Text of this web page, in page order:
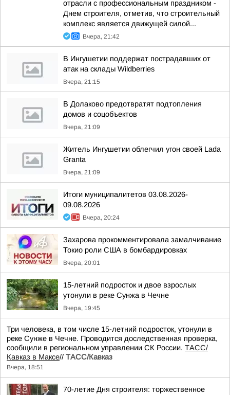
отрасли с профессиональным праздником -
Днем строителя, отметив, что строительный
комплекс является движущей силой...
Вчера, 21:42
В Ингушетии поддержат пострадавших от
атак на склады Wildberries
Вчера, 21:15
В Долаково предотвратят подтопления
домов и соцобъектов
Вчера, 21:09
Житель Ингушетии облегчил угон своей Lada
Granta
Вчера, 21:09
Итоги муниципалитетов 03.08.2026-
09.08.2026
Вчера, 20:24
Захарова прокомментировала замалчивание
Токио роли США в бомбардировках
Вчера, 20:01
15-летний подросток и двое взрослых
утонули в реке Сунжа в Чечне
Вчера, 19:45
Три человека, в том числе 15-летний подросток, утонули в
реке Сунже в Чечне. Проводится доследственная проверка,
сообщили в региональном управлении СК России. ТАСС/
Кавказ в Максе// ТАСС/Кавказ
Вчера, 18:51
70-летие Дня строителя: торжественное